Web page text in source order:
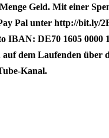
Geld. Mit einer
Pal unter http://bit.ly/
IBAN: DE70 1605 0000
auf dem Laufenden über
Kanal.